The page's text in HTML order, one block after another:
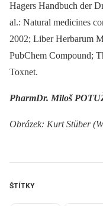
Hagers Handbuch der
al.: Natural medicines
2002; Liber Herbarum
PubChem Compound;
Toxnet.
PharmDr. Miloš
Obrázek: Kurt Stüber
ŠTÍTKY